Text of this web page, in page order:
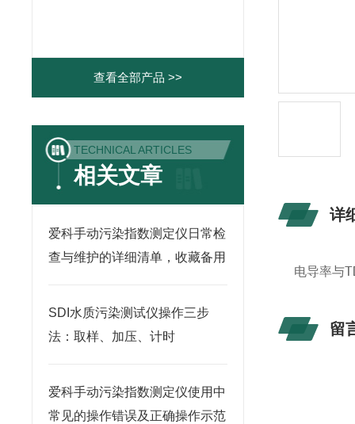
查看全部产品 >>
TECHNICAL ARTICLES
相关文章
爱科手动污染指数测定仪日常检
查与维护的详细清单，收藏备用
SDI水质污染测试仪操作三步
法：取样、加压、计时
爱科手动污染指数测定仪使用中
常见的操作错误及正确操作示范
详
电导率与
留